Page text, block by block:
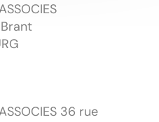
36 rue